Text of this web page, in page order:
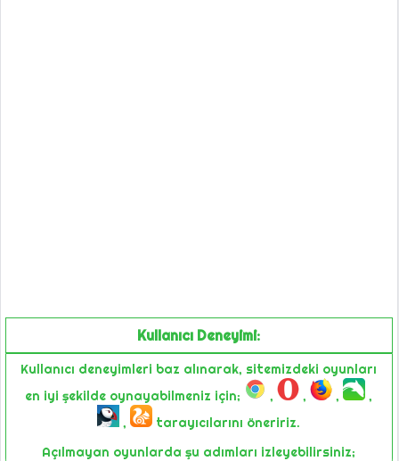
Kullanıcı Deneyimi:
Kullanıcı deneyimleri baz alınarak, sitemizdeki oyunları
en iyi şekilde oynayabilmeniz için;
, , ,
,
,
tarayıcılarını öneririz.
Açılmayan oyunlarda şu adımları izleyebilirsiniz;